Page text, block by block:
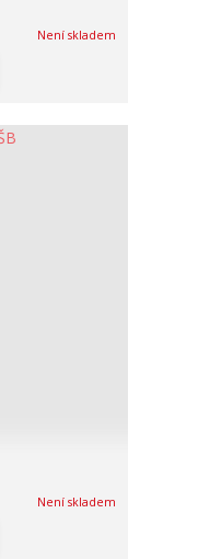
Není skladem
Není skladem